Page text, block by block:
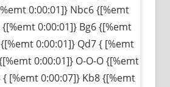
0:00:01]} Nbc6 {[%emt
0:00:01]} Bg6 {[%emt
0:00:01]} Qd7 { [%emt
0:00:01]} O-O-O {[%emt
{ [%emt 0:00:07]} Kb8 {[%emt